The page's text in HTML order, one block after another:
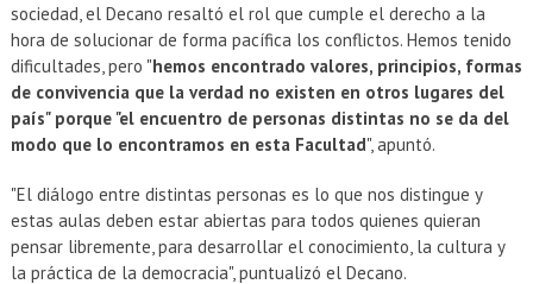
sociedad, el Decano resaltó el rol que cumple el derecho a la
hora de solucionar de forma pacífica los conflictos. Hemos tenido
dificultades, pero "hemos encontrado valores, principios, formas
de convivencia que la verdad no existen en otros lugares del
país" porque "el encuentro de personas distintas no se da del
modo que lo encontramos en esta Facultad", apuntó.
"El diálogo entre distintas personas es lo que nos distingue y
estas aulas deben estar abiertas para todos quienes quieran
pensar libremente, para desarrollar el conocimiento, la cultura y
la práctica de la democracia", puntualizó el Decano.